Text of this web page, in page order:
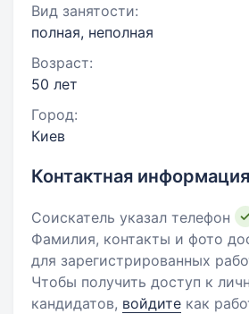
Вид занятости:
полная, неполная
Возраст:
50 лет
Город:
Киев
Контактная информация
Соискатель указал телефон
Фамилия, контакты и фото
для зарегистрированных
Чтобы получить доступ к
кандидатов, войдите как